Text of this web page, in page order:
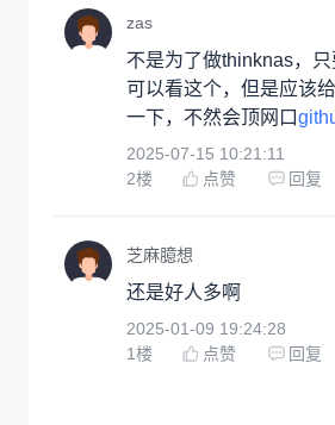
zas
不是为了做thinknas，
可以看这个，但是应该
一下，不然会顶网口
2025-07-15 10:21:11
2楼 点赞 回复
芝麻臆想
还是好人多啊
2025-01-09 19:24:28
1楼 点赞 回复